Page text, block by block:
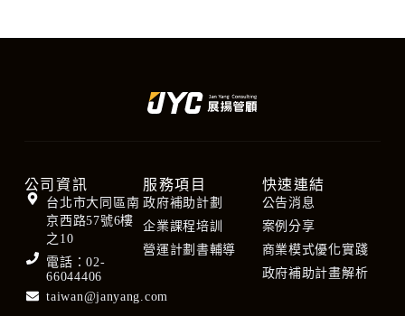
公司資訊
台北市大同區南
京西路57號6樓
之10
電話：02-
66044406
taiwan@janyang.com
服務項目
政府補助計劃
企業課程培訓
營運計劃書輔導
快速連結
公告消息
案例分享
商業模式優化實踐
政府補助計畫解析